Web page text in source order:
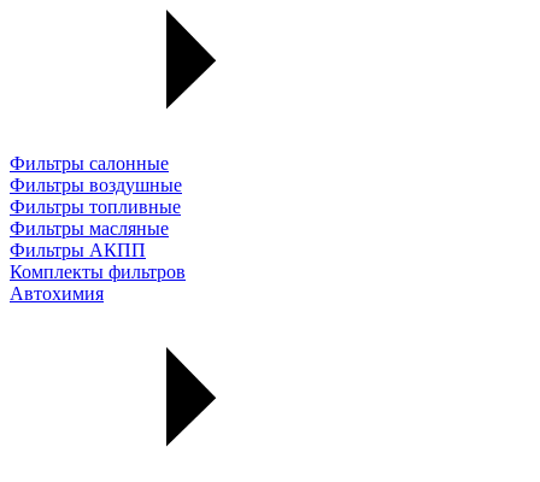
Фильтры салонные
Фильтры воздушные
Фильтры топливные
Фильтры масляные
Фильтры АКПП
Комплекты фильтров
Автохимия